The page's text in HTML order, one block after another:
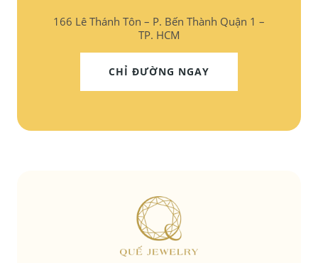
166 Lê Thánh Tôn – P. Bến Thành Quận 1 –
TP. HCM
CHỈ ĐƯỜNG NGAY